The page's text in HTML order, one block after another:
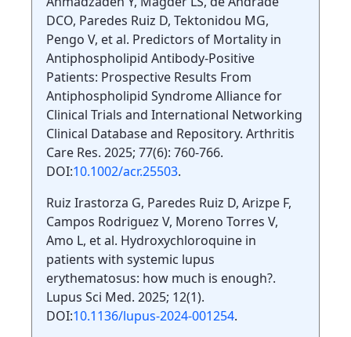
DCO, Paredes Ruiz D, Tektonidou MG,
Pengo V, et al. Predictors of Mortality in
Antiphospholipid Antibody-Positive
Patients: Prospective Results From
Antiphospholipid Syndrome Alliance for
Clinical Trials and International Networking
Clinical Database and Repository. Arthritis
Care Res. 2025; 77(6): 760-766.
DOI:10.1002/acr.25503.
Ruiz Irastorza G, Paredes Ruiz D, Arizpe F,
Campos Rodriguez V, Moreno Torres V,
Amo L, et al. Hydroxychloroquine in
patients with systemic lupus
erythematosus: how much is enough?.
Lupus Sci Med. 2025; 12(1).
DOI:10.1136/lupus-2024-001254.